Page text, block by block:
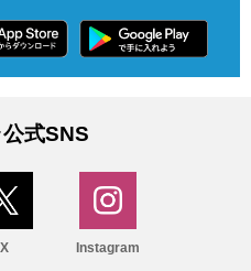
式SNS
X Instagram